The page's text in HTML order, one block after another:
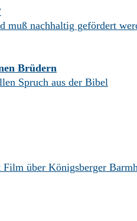
muß nachhaltig gefördert
Brüdern
Spruch aus der Bibel
über Königsberger